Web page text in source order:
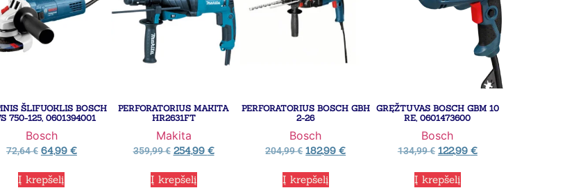
ŠLIFUOKLIS BOSCH
750-125, 0601394001
Bosch
72,64€ 64,99 €
Į krepšelį
PERFORATORIUS MAKITA
HR2631FT
Makita
359,99€ 254,99 €
Į krepšelį
PERFORATORIUS BOSCH GBH
2-26
Bosch
204,99€ 182,99€
Į krepšelį
GRĘŽTUVAS BOSCH GBM 10
RE, 0601473600
Bosch
134,99€ 122,99 €
Į krepšelį